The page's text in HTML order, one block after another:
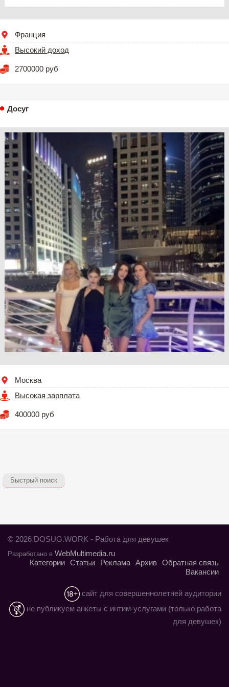
Франция
Высокий доход
2700000 руб
Досуг
Москва
Высокая зарплата
400000 руб
Быстрый поиск
© 2026 DOSUG.WORK - Работа для девушек
Разработано в WebMultimedia.ru
Обратная связь
Архив
Реклама
Статьи
Категории
Вакансии
сайт для совершеннолетней аудитории
не публикуем анкеты с интим-услугами (только работа
для девушек)